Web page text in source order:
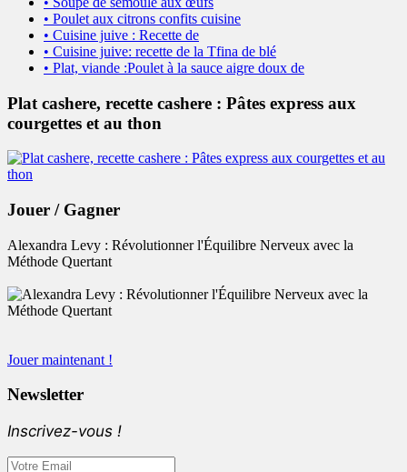
• Poulet aux citrons confits cuisine
• Cuisine juive : Recette de
• Cuisine juive: recette de la Tfina de blé
• Plat, viande :Poulet à la sauce aigre doux de
Plat cashere, recette cashere : Pâtes express aux
courgettes et au thon
Jouer / Gagner
Alexandra Levy : Révolutionner l'Équilibre Nerveux avec la
Méthode Quertant
Jouer maintenant !
Newsletter
Inscrivez-vous !